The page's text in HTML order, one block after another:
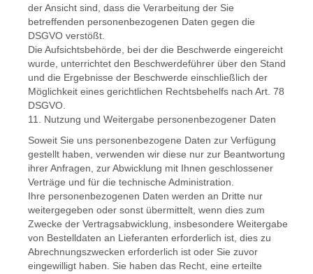
der Ansicht sind, dass die Verarbeitung der Sie
betreffenden personenbezogenen Daten gegen die
DSGVO verstößt.
Die Aufsichtsbehörde, bei der die Beschwerde eingereicht
wurde, unterrichtet den Beschwerdeführer über den Stand
und die Ergebnisse der Beschwerde einschließlich der
Möglichkeit eines gerichtlichen Rechtsbehelfs nach Art. 78
DSGVO.
11. Nutzung und Weitergabe personenbezogener Daten
Soweit Sie uns personenbezogene Daten zur Verfügung
gestellt haben, verwenden wir diese nur zur Beantwortung
ihrer Anfragen, zur Abwicklung mit Ihnen geschlossener
Verträge und für die technische Administration.
Ihre personenbezogenen Daten werden an Dritte nur
weitergegeben oder sonst übermittelt, wenn dies zum
Zwecke der Vertragsabwicklung, insbesondere Weitergabe
von Bestelldaten an Lieferanten erforderlich ist, dies zu
Abrechnungszwecken erforderlich ist oder Sie zuvor
eingewilligt haben. Sie haben das Recht, eine erteilte